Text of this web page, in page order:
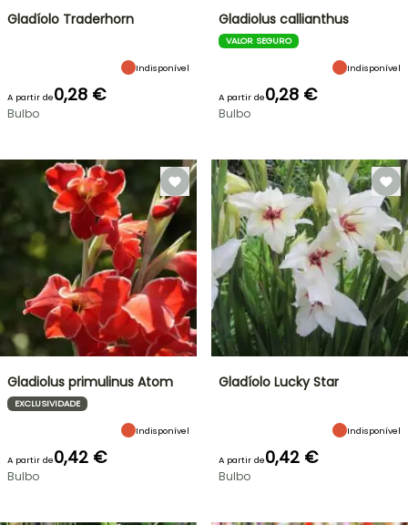
Gladíolo Traderhorn
Indisponível
A partir de0,28 €
Bulbo
Gladiolus callianthus
VALOR SEGURO
Indisponível
A partir de0,28 €
Bulbo
Gladiolus primulinus Atom
EXCLUSIVIDADE
Indisponível
A partir de0,42 €
Bulbo
Gladíolo Lucky Star
Indisponível
A partir de0,42 €
Bulbo